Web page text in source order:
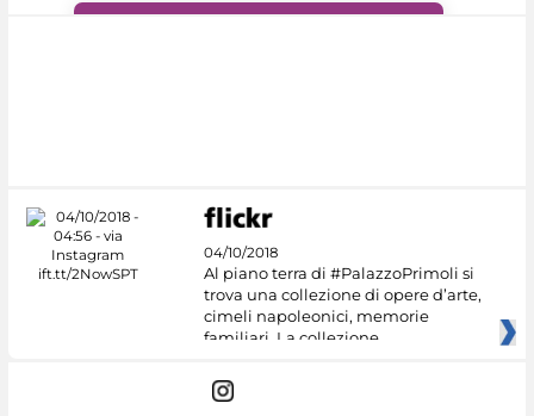
04/10/2018
Al piano terra di #PalazzoPrimoli si
trova una collezione di opere d’arte,
cimeli napoleonici, memorie
familiari. La collezione